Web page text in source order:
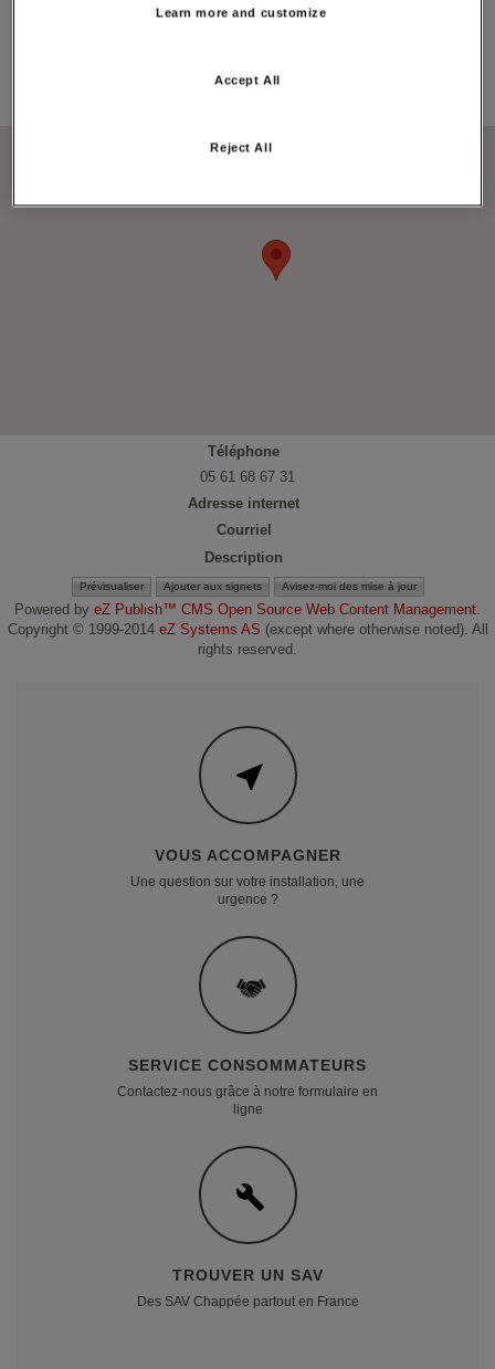
Longitude:
Tate, 09100, LES PUJOLS
Téléphone
05 61 68 67 31
Adresse internet
Courriel
Description
Powered by eZ Publish™ CMS Open Source Web Content Management.
Copyright © 1999-2014 eZ Systems AS (except where otherwise noted). All
rights reserved.
VOUS ACCOMPAGNER
Une question sur votre installation, une
urgence ?
SERVICE CONSOMMATEURS
Contactez-nous grâce à notre formulaire en
ligne
TROUVER UN SAV
Des SAV Chappée partout en France
Learn more and customize
Reject All
Accept All